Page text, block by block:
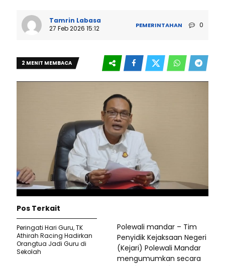
Tamrin Labasa
27 Feb 2026 15:12
PEMERINTAHAN 0
2 MENIT MEMBACA
Polewali mandar – Tim
Penyidik Kejaksaan Negeri
(Kejari) Polewali Mandar
mengumumkan secara
Pos Terkait
Peringati Hari Guru, TK
Athirah Racing Hadirkan
Orangtua Jadi Guru di
Sekolah